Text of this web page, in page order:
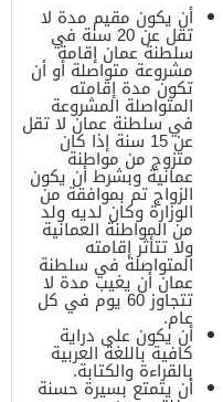
أن يكون مقيم مدة لا
تقل عن 20 سنة في
سلطنة عمان إقامة
مشروعة متواصلة أو أن
تكون مدة إقامته
المتواصلة المشروعة
في سلطنة عمان لا تقل
عن 15 سنة إذا كان
متزوج من مواطنة
عمانية وبشرط أن يكون
الزواج تم بموافقة من
الوزارة وكان لديه ولد
من المواطنة العمانية
ولا تتأثر إقامته
المتواصلة في سلطنة
عمان أن يغيب مدة لا
تتجاوز 60 يوم في كل
عام.
أن يكون على دراية
كافية باللغة العربية
بالقراءة والكتابة.
أن يتمتع بسيرة حسنة